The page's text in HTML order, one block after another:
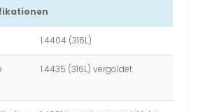
1.4404 (316L)
1.4435 (316L) vergoldet